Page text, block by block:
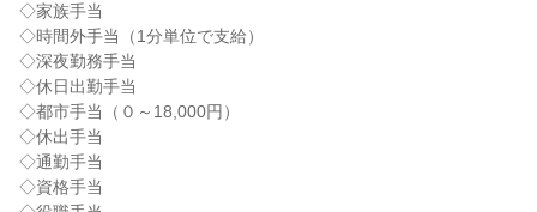
◇家族手当
◇時間外手当（1分単位で支給）
◇深夜勤務手当
◇休日出勤手当
◇都市手当（０～18,000円）
◇休出手当
◇通勤手当
◇資格手当